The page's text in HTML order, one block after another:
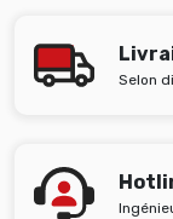
Selon